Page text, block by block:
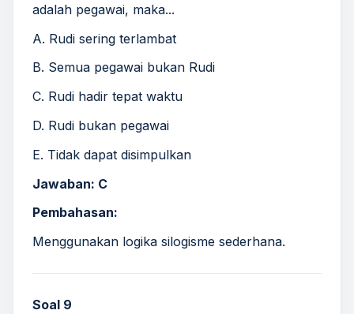
adalah pegawai, maka...
A. Rudi sering terlambat
B. Semua pegawai bukan Rudi
C. Rudi hadir tepat waktu
D. Rudi bukan pegawai
E. Tidak dapat disimpulkan
Jawaban: C
Pembahasan:
Menggunakan logika silogisme sederhana.
Soal 9